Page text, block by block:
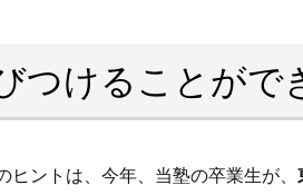
つけることがで
ヒントは、今年、当塾の卒業生が、